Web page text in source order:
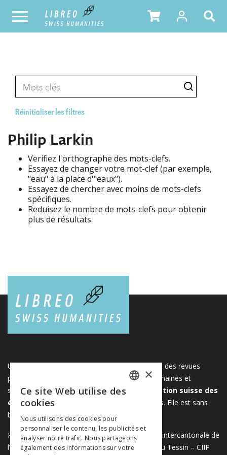
Réinitialiser les filtres
Philip Larkin
Verifiez l'orthographe des mots-clefs.
Essayez de changer votre mot-clef (par exemple,
"eau" à la place d'"eaux").
Essayez de chercher avec moins de mots-clefs
spécifiques.
Reduisez le nombre de mots-clefs pour obtenir
plus de résultats.
Une plateforme unique regroupant des livres et des revues
publiés par les éditeurs suisses de sciences humaines et
sociales. Libreo.ch est la propriété de l'
Association suisse des
éditeurs de sciences sociales et humaines. Elle est sans
but lucratif.www.editeurssuisses.ch
Projet réalisé avec le soutien de la Conférence intercantonale de
l’instruction publique de la Suisse romande et du Tessin – CIIP
ITALIAN
×
Ce site Web utilise des
cookies
Nous utilisons des cookies pour
personnaliser le contenu, les publicités et
analyser notre trafic. Nous partageons
également des informations sur votre